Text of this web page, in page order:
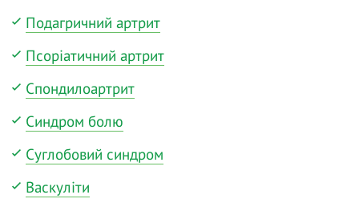
Подагричний артрит
Псоріатичний артрит
Спондилоартрит
Синдром болю
Суглобовий синдром
Васкуліти